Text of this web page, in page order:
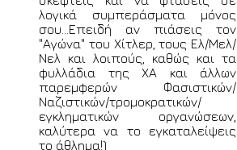
λογικά συμπεράσματα μόνος
σου...Επειδή αν πιάσεις τον
"Αγώνα" του Χίτλερ, τους Ελ/Μελ/
Νελ και λοιπούς, καθώς και τα
φυλλάδια της ΧΑ και άλλων
παρεμφερών Φασιστικών/
Ναζιστικών/τρομοκρατικών/
εγκληματικών οργανώσεων,
καλύτερα να το εγκαταλείψεις
το άθλημα!)